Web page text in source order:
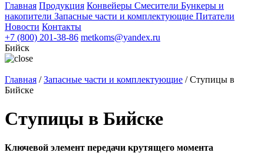
Главная Продукция Конвейеры Смесители Бункеры и
накопители Запасные части и комплектующие Питатели
Новости Контакты
+7 (800) 201-38-86 metkoms@yandex.ru
Бийск
Главная /Запасные части и комплектующие /Ступицы в
Бийске
Ступицы в Бийске
Ключевой элемент передачи крутящего момента